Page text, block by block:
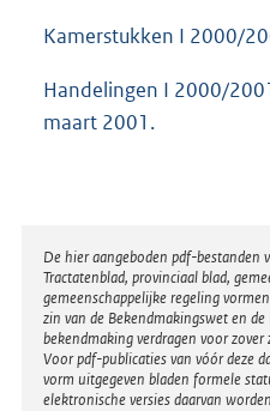
Kamerstukken I 2000/
Handelingen I 2000/
maart 2001.
Disclaimer
De hier aangeboden pdf-bestanden
Tractatenblad, provinciaal blad,
gemeenschappelijke regeling
zin van de Bekendmakingswet en
bekendmaking verdragen voor
Voor pdf-publicaties van vóór deze
vorm uitgegeven bladen formele
elektronische versies daarvan